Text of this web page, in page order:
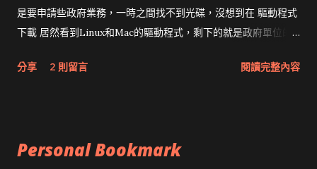
是要申請些政府業務，一時之間找不到光碟，沒想到在 驅動程式
下載 居然看到Linux和Mac的驅動程式，剩下的就是政府單位的
分享 2 則留言 閱讀完整內容
Personal Bookmark